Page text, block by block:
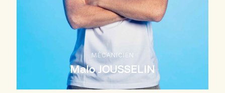
MÉCANICIEN
Malo JOUSSELIN